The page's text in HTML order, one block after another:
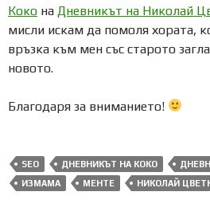
Коко на Дневникът на Николай
мисли искам да помоля хората,
връзка към мен със старото
новото.
Благодаря за вниманието!
SEO ДНЕВНИКЪТ НА КОКО
ИЗМАМА
МЕНТЕ НИКОЛАЙ